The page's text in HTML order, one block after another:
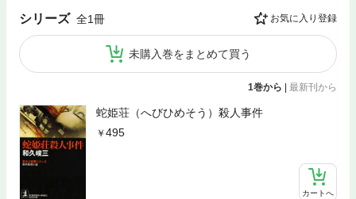
シリーズ 全1冊 お気に入り登録
未購入巻をまとめて買う
1巻から | 最新刊から
蛇姫荘（へびひめそう）殺人事件
495
カートへ